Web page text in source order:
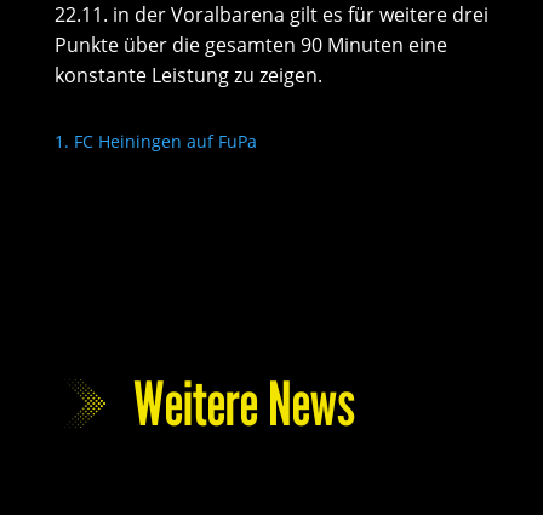
22.11. in der Voralbarena gilt es für weitere drei
Punkte über die gesamten 90 Minuten eine
konstante Leistung zu zeigen.
1. FC Heiningen auf FuPa
Weitere News